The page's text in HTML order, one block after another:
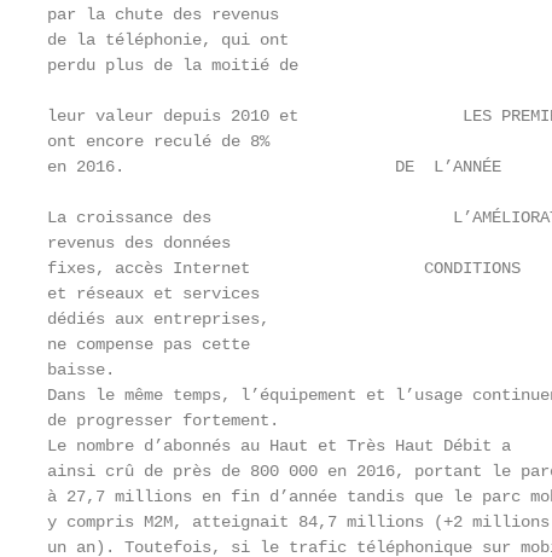
par la chute des revenus
de la téléphonie, qui ont
perdu plus de la moitié de
leur valeur depuis 2010 et                 LES
ont encore reculé de 8%
en 2016.                            DE  L’ANNÉE
La croissance des
revenus des données
fixes, accès Internet                  CONDITIONS
et réseaux et services
dédiés aux entreprises,
ne compense pas cette
baisse.
Dans le même temps, l’équipement et l’usage
de progresser fortement.
Le nombre d’abonnés au Haut et Très Haut Débit a
ainsi crû de près de 800 000 en 2016, portant le
à 27,7 millions en fin d’année tandis que le parc
y compris M2M, atteignait 84,7 millions (+2
un an). Toutefois, si le trafic téléphonique sur